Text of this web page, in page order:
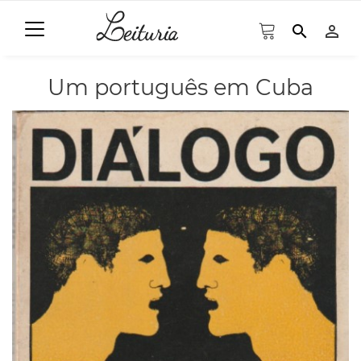
search person_outline
Um português em Cuba